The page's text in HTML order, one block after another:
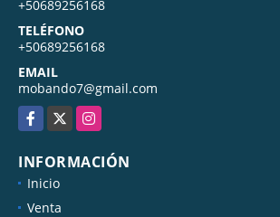
+50689256168
TELÉFONO
+50689256168
EMAIL
mobando7@gmail.com
Facebook
X Instagram
INFORMACIÓN
Inicio
Venta